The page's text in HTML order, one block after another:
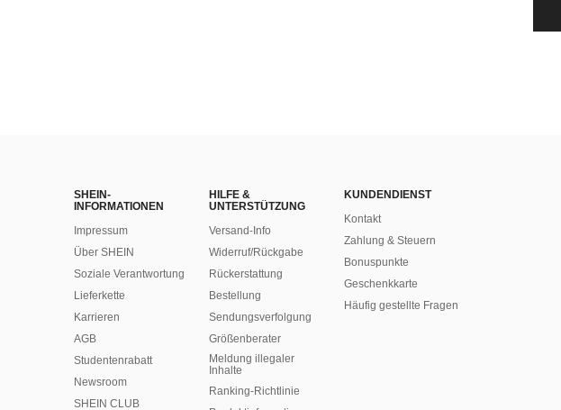
SHEIN-
INFORMATIONEN
Impressum
Über SHEIN
Soziale Verantwortung
Lieferkette
Karrieren
AGB
Studentenrabatt
Newsroom
SHEIN CLUB
HILFE &
UNTERSTÜTZUNG
Versand-Info
Widerruf/Rückgabe
Rückerstattung
Bestellung
Sendungsverfolgung
Größenberater
Meldung illegaler
Inhalte
Ranking-Richtlinie
KUNDENDIENST
Kontakt
Zahlung & Steuern
Bonuspunkte
Geschenkkarte
Häufig gestellte Fragen